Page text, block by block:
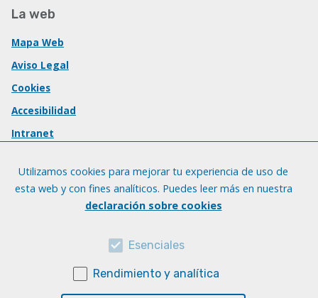
La web
Mapa Web
Aviso Legal
Cookies
Accesibilidad
Intranet
Utilizamos cookies para mejorar tu experiencia de uso de
esta web y con fines analíticos. Puedes leer más en nuestra
declaración sobre cookies
Esenciales
Rendimiento y analítica